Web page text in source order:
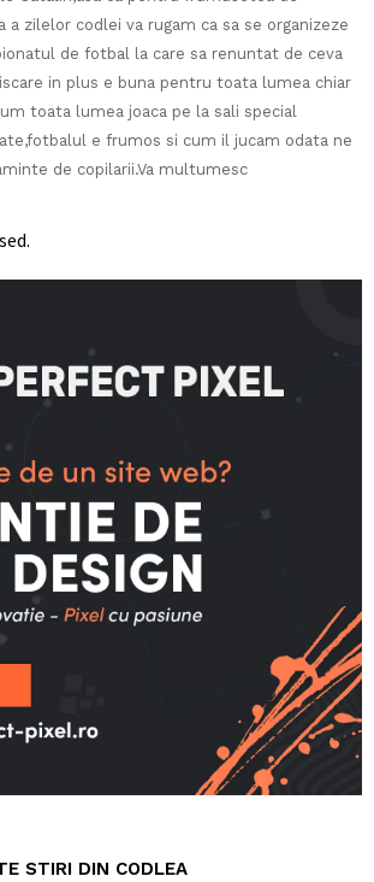
a zilelor codlei va rugam ca sa se organizeze
de fotbal la care sa renuntat de ceva
in plus e buna pentru toata lumea chiar
toata lumea joaca pe la sali special
e frumos si cum il jucam odata ne
de copilarii.Va multumesc
STIRI DIN CODLEA